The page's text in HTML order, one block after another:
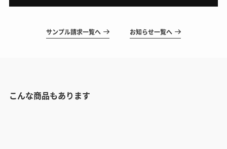
サンプル請求一覧へ お知らせ一覧へ
こんな商品もあります